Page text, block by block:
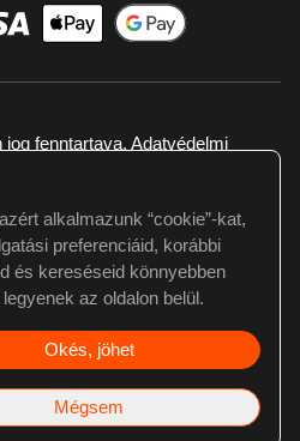
fenntartava. Adatvédelmi
vagy kérdésed van itt jelezd:
webmester@tilos.hu
alkalmazunk “cookie”-kat,
preferenciáid, korábbi
és kereséseid könnyebben
az oldalon belül.
Okés, jöhet
Mégsem